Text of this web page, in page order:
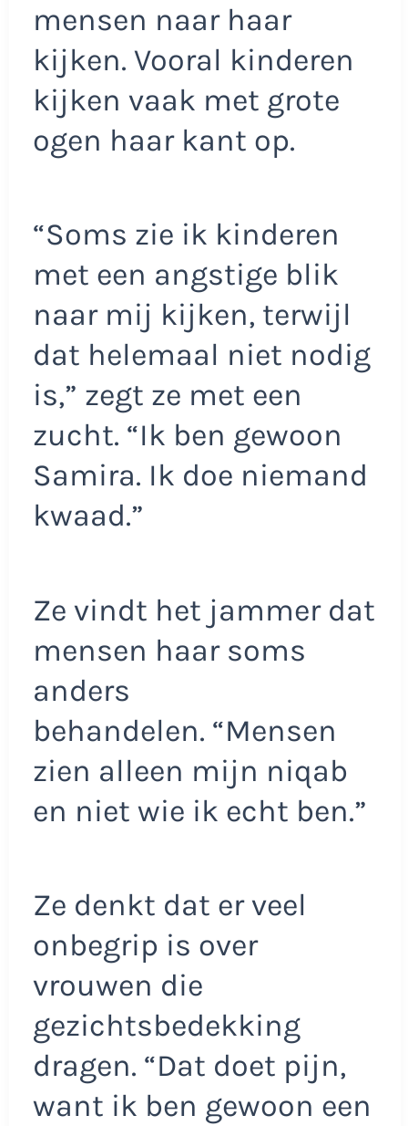
mensen naar haar
kijken. Vooral kinderen
kijken vaak met grote
ogen haar kant op.
“Soms zie ik kinderen
met een angstige blik
naar mij kijken, terwijl
dat helemaal niet nodig
is,” zegt ze met een
zucht. “Ik ben gewoon
Samira. Ik doe niemand
kwaad.”
Ze vindt het jammer dat
mensen haar soms
anders
behandelen. “Mensen
zien alleen mijn niqab
en niet wie ik echt ben.”
Ze denkt dat er veel
onbegrip is over
vrouwen die
gezichtsbedekking
dragen. “Dat doet pijn,
want ik ben gewoon een